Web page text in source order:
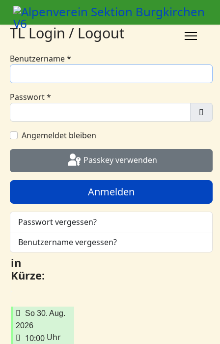
TL Login / Logout
Benutzername*
Passwort*
Angemeldet bleiben
Passkey verwenden
Anmelden
Passwort vergessen?
Benutzername vergessen?
in
Kürze:
So 30. Aug.
2026
10:00 Uhr